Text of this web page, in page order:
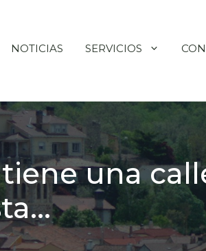
NOTICIAS SERVICIOS
una